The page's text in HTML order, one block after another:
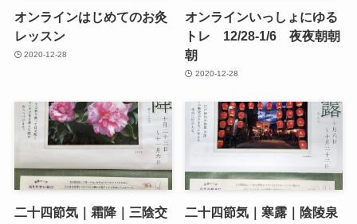
オンラインはじめてのお灸
レッスン
2020-12-28
オンラインいっしょにゆる
トレ 12/28-1/6 夜夜朝朝
朝
2020-12-28
二十四節気｜霜降｜三陰交 二十四節気｜寒露｜陰陵泉